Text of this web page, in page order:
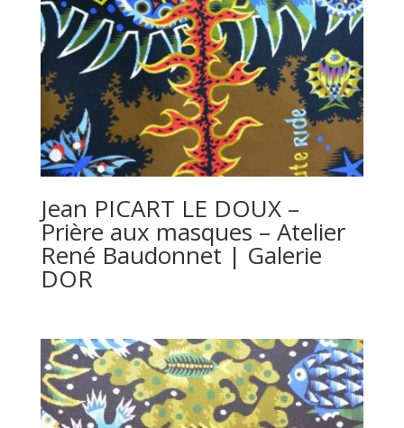
Jean PICART LE DOUX –
Prière aux masques – Atelier
René Baudonnet | Galerie
DOR